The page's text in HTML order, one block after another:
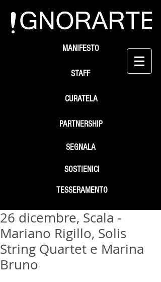
STAFF
SEGNALA
SOSTIENICI
MANIFESTO
PARTNERSHIP
TESSERAMENTO
CURATELA
26 dicembre, Scala -
Mariano Rigillo, Solis
String Quartet e Marina
Bruno